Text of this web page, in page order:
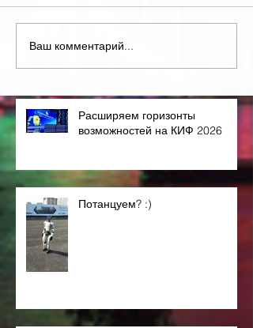
Ваш комментарий...
Расширяем горизонты
возможностей на КИФ 2026
Потанцуем? :)